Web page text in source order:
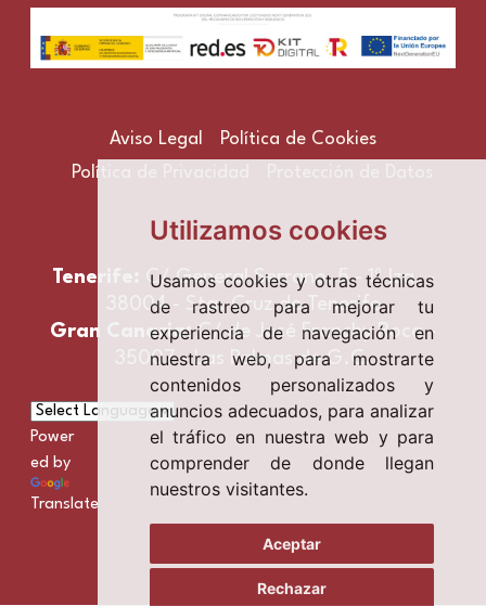
Utilizamos cookies
Usamos cookies y otras técnicas
de rastreo para mejorar tu
experiencia de navegación en
nuestra web, para mostrarte
contenidos personalizados y
anuncios adecuados, para analizar
el tráfico en nuestra web y para
comprender de donde llegan
nuestros visitantes.
Aceptar
Rechazar
Aviso Legal
Política de Cookies
Política de Privacidad
Tenerife:
C/ General Serrano, 5 - 1º Izq. -
38004 - Sta. Cruz de Tenerife
Gran Canaria:C/ de José Franchy Roca -
35007 - Las Palmas de G.C.
Power
ed by
Translate